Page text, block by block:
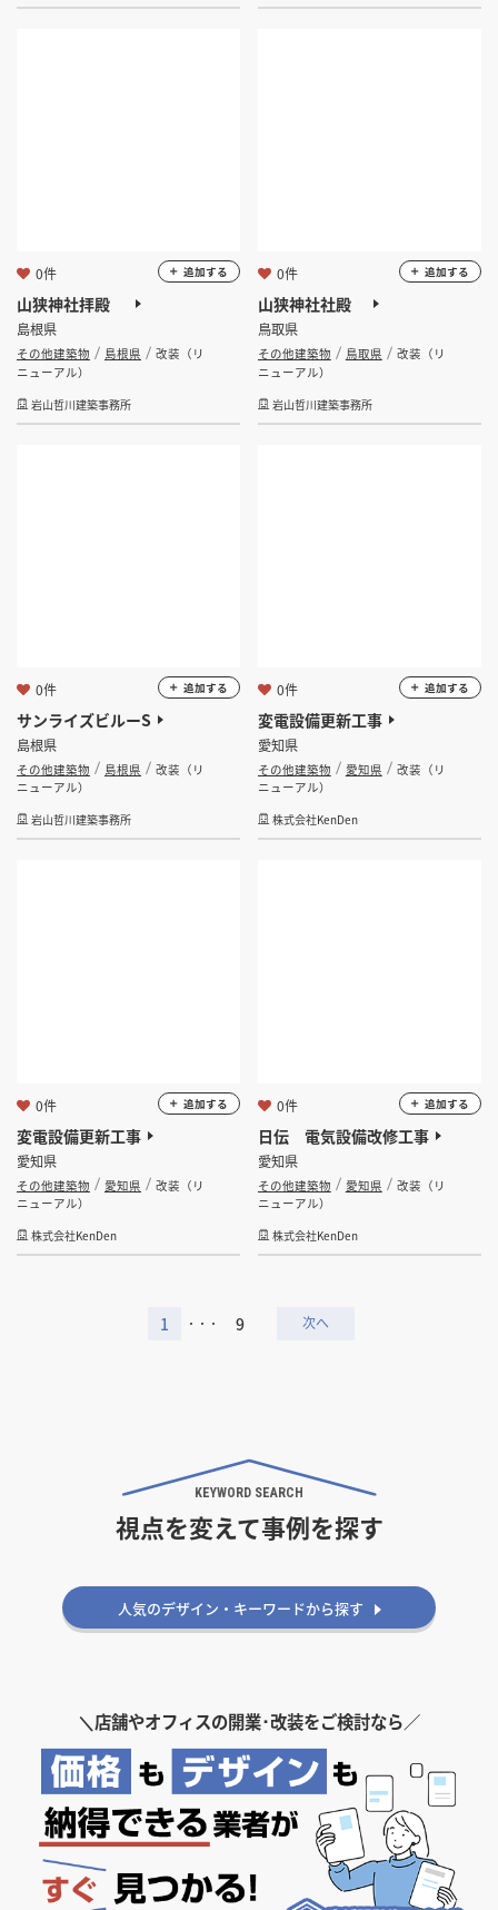
山狭神社拝殿
島根県
その他建築物 島根県
改装（リ
ニューアル）
岩山哲川建築事務所
0件 追加する
山狭神社社殿
鳥取県
その他建築物 鳥取県
改装（リ
ニューアル）
岩山哲川建築事務所
0件 追加する
サンライズビルーS
島根県
その他建築物 島根県
改装（リ
ニューアル）
岩山哲川建築事務所
0件 追加する
変電設備更新工事
愛知県
その他建築物 愛知県
改装（リ
ニューアル）
株式会社KenDen
0件 追加する
変電設備更新工事
愛知県
その他建築物 愛知県
改装（リ
ニューアル）
株式会社KenDen
0件 追加する
日伝 電気設備改修工事
愛知県
その他建築物 愛知県
改装（リ
ニューアル）
株式会社KenDen
0件 追加する
1 ・・・ 9
KEYWORD SEARCH
視点を変えて事例を探す
人気のデザイン・キーワードから探す
＼店舗やオフィスの開業･改装をご検討なら／